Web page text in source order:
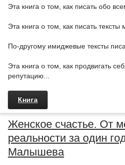
Эта книга о том, как писать обо
Эта книга о том, как писать тексты
По-другому имиджевые тексты
Эта книга о том, как продвигать
репутацию...
Книга
Женское счастье. От
реальности за один
Малышева